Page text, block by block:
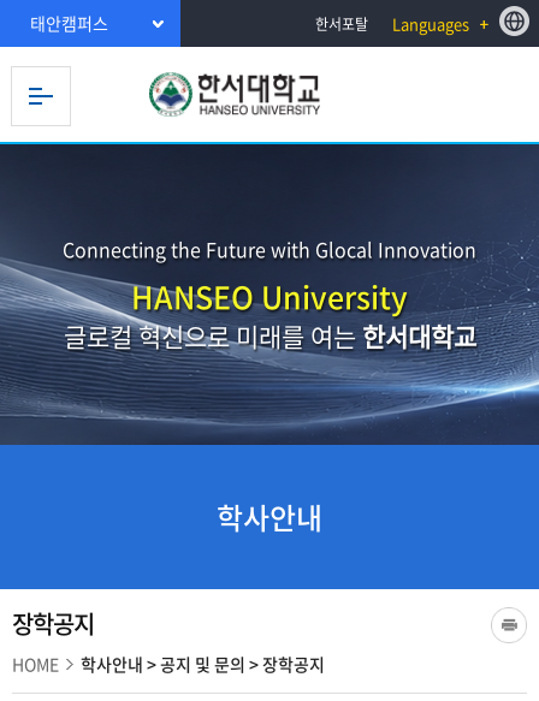
태안캠퍼스 한서포탈 Languages
Connecting the Future with Glocal Innovation
HANSEO University
글로컬 혁신으로 미래를 여는한서대학교
학사안내
장학공지
HOME 학사안내 >공지 및 문의 >장학공지